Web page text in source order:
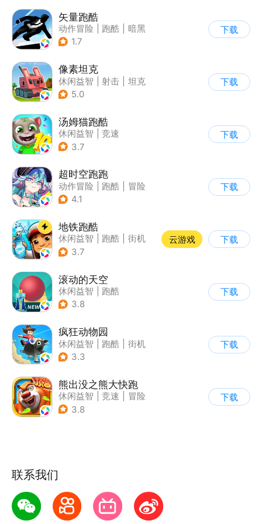
矢量跑酷
动作冒险 跑酷
暗黑
| 通关
1.7
下载
像素坦克
休闲益智 射击
坦克
| 像素风
5.0
下载
汤姆猫跑酷
休闲益智
竞速
| 汤姆猫
3.7
下载
超时空跑跑
动作冒险 跑酷
冒险
| 沙盒
4.1
下载
地铁跑酷
休闲益智 跑酷
街机
| 创梦天地
3.7
云游戏 下载
滚动的天空
休闲益智
跑酷
| 女性向
3.8
下载
疯狂动物园
休闲益智 跑酷
街机
| 像素风
3.3
下载
熊出没之熊大快跑
休闲益智 竞速
冒险
| 熊出没
3.8
下载
联系我们